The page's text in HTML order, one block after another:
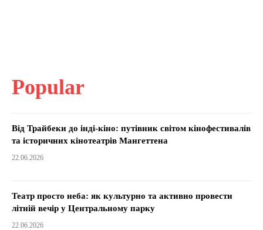
Popular
Від Трайбеки до інді-кіно: путівник світом кінофестивалів
та історичних кінотеатрів Мангеттена
22.06.2026
Театр просто неба: як культурно та активно провести
літній вечір у Центральному парку
22.06.2026